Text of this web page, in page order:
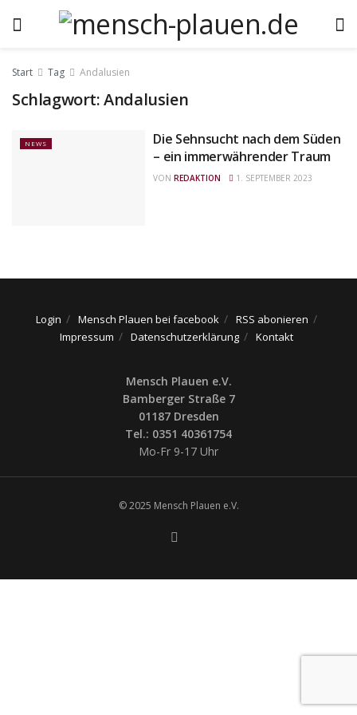
Start Tag Andalusien
Schlagwort:Andalusien
NEWS
Die Sehnsucht nach dem Süden
– ein immerwährender Traum
VON REDAKTION 1. SEPTEMBER 2023
Login Mensch Plauen bei facebook
RSS abonieren
Impressum
Datenschutzerklärung Kontakt
Mensch Plauen e.V.
Bamberger Straße 7
01187 Dresden
Tel.: 0351 40361754
Mo-Fr 9-17 Uhr
© 2025 Mensch Plauen e.V.